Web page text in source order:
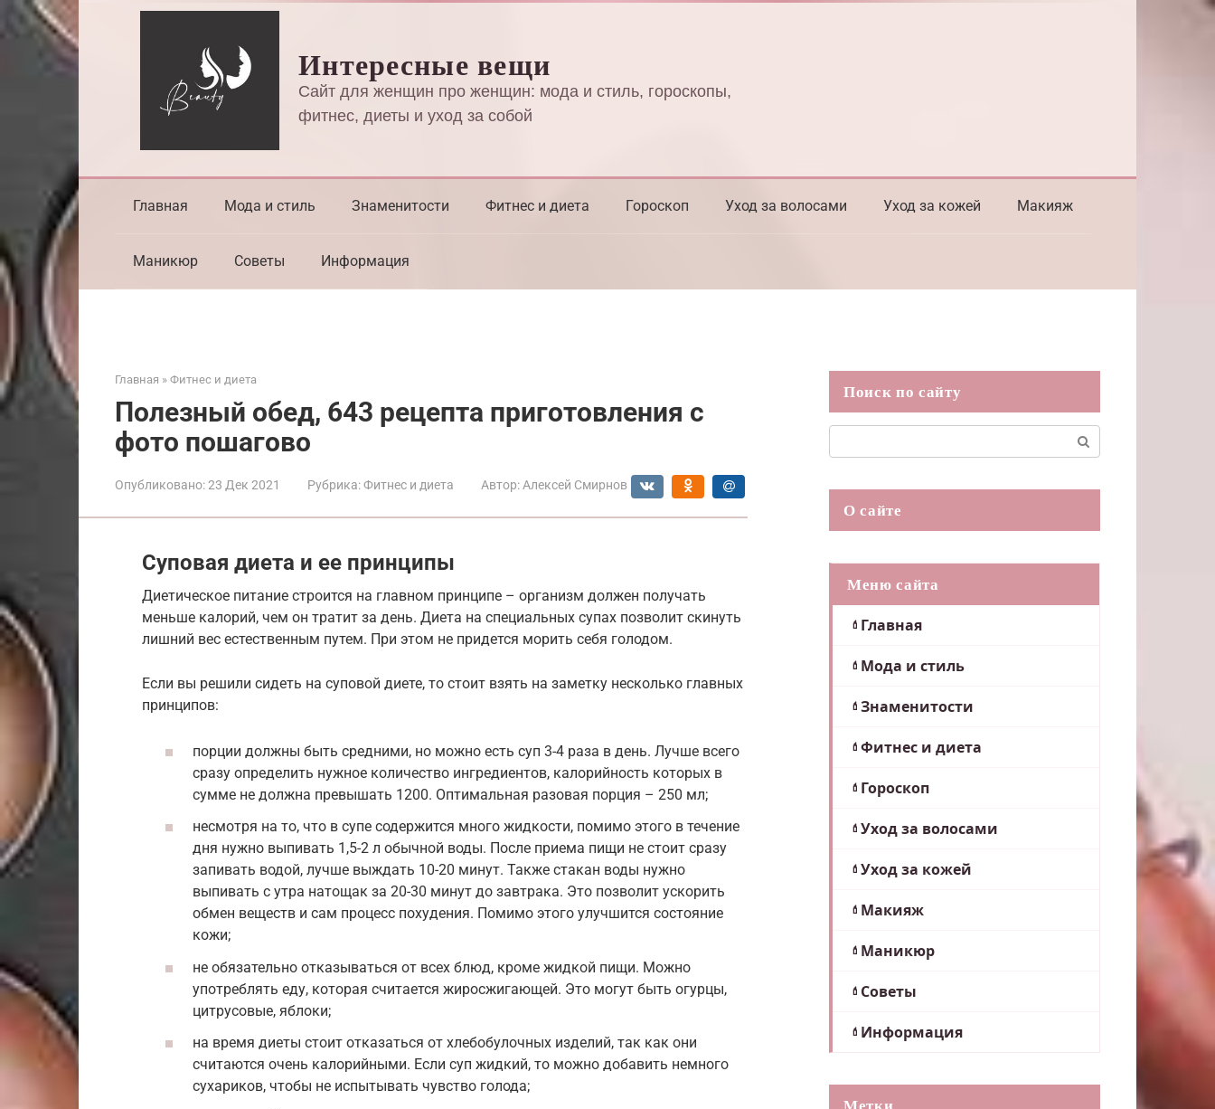
Перейти
к
контенту
Интересные вещи
Сайт для женщин про женщин: мода и стиль, гороскопы,
фитнес, диеты и уход за собой
Главная Мода и стиль Знаменитости Фитнес и диета Гороскоп Уход за волосами Уход за кожей Макияж
Маникюр Советы Информация
Главная » Фитнес и диета
Полезный обед, 643 рецепта приготовления с
фото пошагово
Опубликовано:23 Дек 2021 Рубрика:Фитнес и диета Автор: Алексей Смирнов
Суповая диета и ее принципы
Диетическое питание строится на главном принципе – организм должен получать
меньше калорий, чем он тратит за день. Диета на специальных супах позволит скинуть
лишний вес естественным путем. При этом не придется морить себя голодом.
Если вы решили сидеть на суповой диете, то стоит взять на заметку несколько главных
принципов:
порции должны быть средними, но можно есть суп 3-4 раза в день. Лучше всего
сразу определить нужное количество ингредиентов, калорийность которых в
сумме не должна превышать 1200. Оптимальная разовая порция – 250 мл;
несмотря на то, что в супе содержится много жидкости, помимо этого в течение
дня нужно выпивать 1,5-2 л обычной воды. После приема пищи не стоит сразу
запивать водой, лучше выждать 10-20 минут. Также стакан воды нужно
выпивать с утра натощак за 20-30 минут до завтрака. Это позволит ускорить
обмен веществ и сам процесс похудения. Помимо этого улучшится состояние
кожи;
не обязательно отказываться от всех блюд, кроме жидкой пищи. Можно
употреблять еду, которая считается жиросжигающей. Это могут быть огурцы,
цитрусовые, яблоки;
на время диеты стоит отказаться от хлебобулочных изделий, так как они
считаются очень калорийными. Если суп жидкий, то можно добавить немного
сухариков, чтобы не испытывать чувство голода;
Поиск по сайту
О сайте
Меню сайта
Главная
Мода и стиль
Знаменитости
Фитнес и диета
Гороскоп
Уход за волосами
Уход за кожей
Макияж
Маникюр
Советы
Информация